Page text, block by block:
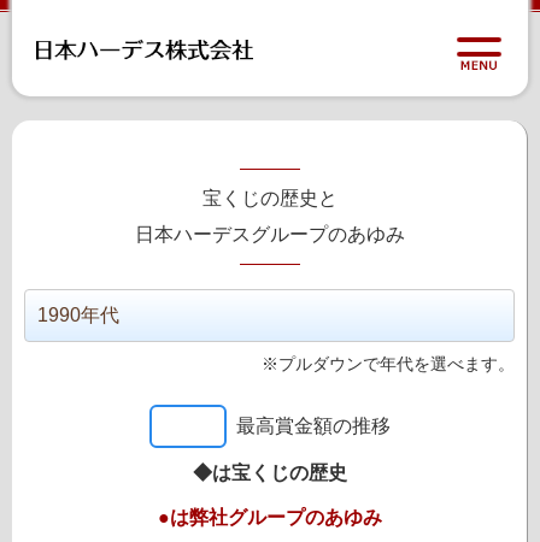
宝くじの歴史と
日本ハーデスグループのあゆみ
※プルダウンで年代を選べます。
最高賞金額の推移
◆は宝くじの歴史
●は弊社グループのあゆみ